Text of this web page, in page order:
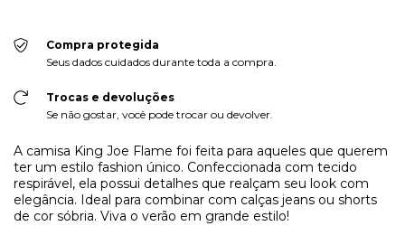
Compra protegida
Seus dados cuidados durante toda a compra.
Trocas e devoluções
Se não gostar, você pode trocar ou devolver.
A camisa King Joe Flame foi feita para aqueles que querem
ter um estilo fashion único. Confeccionada com tecido
respirável, ela possui detalhes que realçam seu look com
elegância. Ideal para combinar com calças jeans ou shorts
de cor sóbria. Viva o verão em grande estilo!